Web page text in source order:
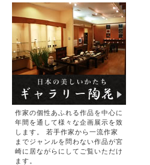
作家の個性あふれる作品を中心に
年間を通して様々な企画展示を致
します。 若手作家から一流作家
までジャンルを問わない作品が宮
崎に居ながらにしてご覧いただけ
ます。